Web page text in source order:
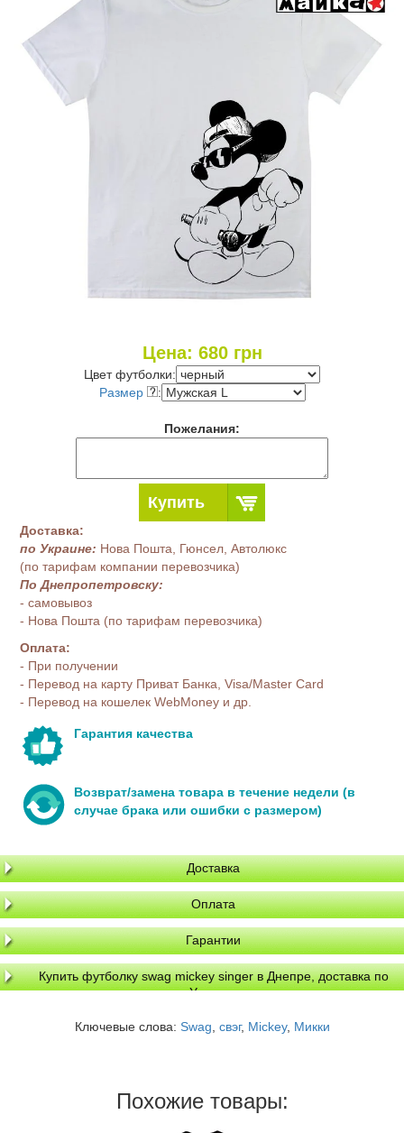
Цена: 680грн
Цвет футболки:
Размер
:
Пожелания:
Купить
Доставка:
по Украине: Нова Пошта, Гюнсел, Автолюкс
(по тарифам компании перевозчика)
По Днепропетровску:
- самовывоз
- Нова Пошта (по тарифам перевозчика)
Оплата:
- При получении
- Перевод на карту Приват Банка, Visa/Master Card
- Перевод на кошелек WebMoney и др.
Гарантия качества
Возврат/замена товара в течение недели (в
случае брака или ошибки с размером)
Доставка
Оплата
Гарантии
Купить футболку swag mickey singer в Днепре, доставка по
Украине
Ключевые слова: Swag свэг, Mickey, Микки
Похожие товары: